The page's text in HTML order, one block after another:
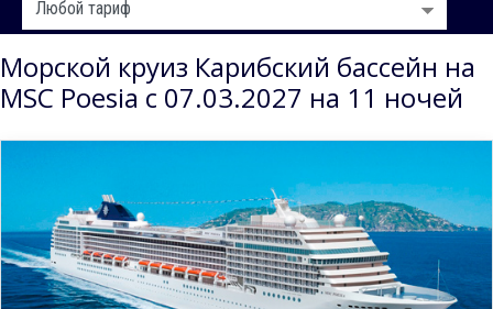
Морской круиз Карибский бассейн на
MSC Poesia с 07.03.2027 на 11 ночей